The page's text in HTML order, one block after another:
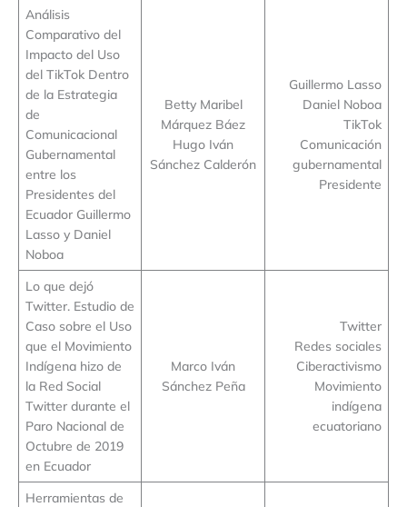
Análisis
Comparativo del
Impacto del Uso
del TikTok Dentro
de la Estrategia
de
Comunicacional
Gubernamental
entre los
Presidentes del
Ecuador Guillermo
Lasso y Daniel
Noboa
Betty Maribel
Márquez Báez
Hugo Iván
Sánchez Calderón
Guillermo Lasso
Daniel Noboa
TikTok
Comunicación
gubernamental
Presidente
Lo que dejó
Twitter. Estudio de
Caso sobre el Uso
que el Movimiento
Indígena hizo de
la Red Social
Twitter durante el
Paro Nacional de
Octubre de 2019
en Ecuador
Marco Iván
Sánchez Peña
Twitter
Redes sociales
Ciberactivismo
Movimiento
indígena
ecuatoriano
Herramientas de